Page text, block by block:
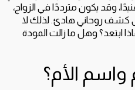
وقد يكون مترددًا في الزواج،
كشف روحاني هادئ. لذلك لا
ابتعد؟ وهل ما زالت المودة
الأم؟